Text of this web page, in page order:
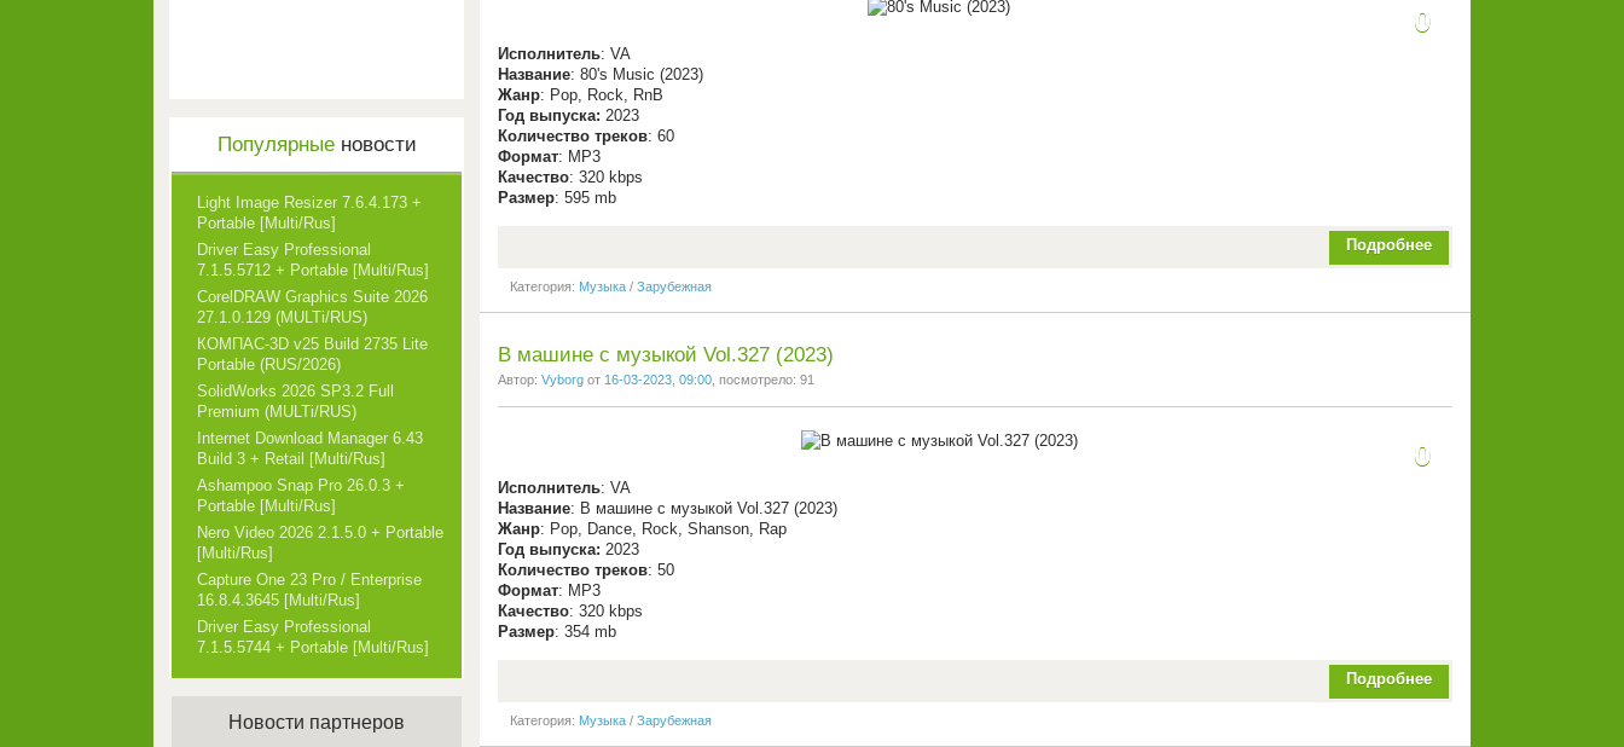
0
Исполнитель: VA
Название: 80's Music (2023)
Жанр: Pop, Rock, RnB
Год выпуска: 2023
Количество треков: 60
Формат: MP3
Качество: 320 kbps
Размер: 595 mb
Подробнее
Категория: Музыка / Зарубежная
В машине с музыкой Vol.327 (2023)
Автор: Vyborg от 16-03-2023, 09:00 , посмотрело: 91
0
Исполнитель: VA
Название: В машине с музыкой Vol.327 (2023)
Жанр: Pop, Dance, Rock, Shanson, Rap
Год выпуска: 2023
Количество треков: 50
Формат: MP3
Качество: 320 kbps
Размер: 354 mb
Подробнее
Категория: Музыка / Зарубежная
Популярныеновости
Light Image Resizer 7.6.4.173 +
Portable [Multi/Rus]
Driver Easy Professional
7.1.5.5712 + Portable [Multi/Rus]
CorelDRAW Graphics Suite 2026
27.1.0.129 (MULTi/RUS)
КОМПАС-3D v25 Build 2735 Lite
Portable (RUS/2026)
SolidWorks 2026 SP3.2 Full
Premium (MULTi/RUS)
Internet Download Manager 6.43
Build 3 + Retail [Multi/Rus]
Ashampoo Snap Pro 26.0.3 +
Portable [Multi/Rus]
Nero Video 2026 2.1.5.0 + Portable
[Multi/Rus]
Capture One 23 Pro / Enterprise
16.8.4.3645 [Multi/Rus]
Driver Easy Professional
7.1.5.5744 + Portable [Multi/Rus]
Новости партнеров